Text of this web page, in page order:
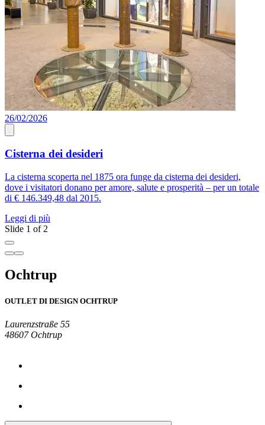
26/02/2026
Cisterna dei desideri
La cisterna scoperta nel 1875 ora funge da cisterna dei desideri,
dove i visitatori donano per amore, salute e prosperità – per un totale
di € 146.349,48 dal 2015.
Leggi di più
Slide 1 of 2
Ochtrup
OUTLET DI DESIGN OCHTRUP
Laurenzstraße 55
48607 Ochtrup